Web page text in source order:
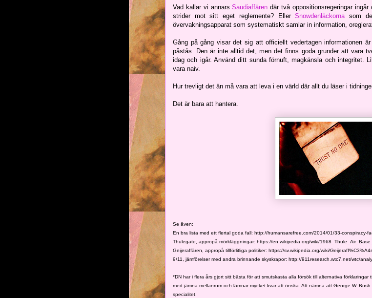
Vad kallar vi annarsSaudiaffären där två oppositionsregeringar
strider mot sitt eget reglemente? EllerSnowdenläckornasom de
övervakningsapparat som systematiskt samlar in information,
Gång på gång visar det sig att officiellt vedertagen informationen
påstås. Den är inte alltid det, men det finns goda grunder att vara
idag och igår. Använd ditt sunda förnuft, magkänsla och integritet.
vara naiv.
Hur trevligt det än må vara att leva i en värld där allt du läser i
Det är bara att hantera.
Se även:
En bra lista med ett flertal goda fall: http://humansarefree.com/2014/01/33-conspiracy-
Thulegate, appropå mörkläggningar: https://en.wikipedia.org/wiki/
Geijeraffären, appropå tillförlitliga politiker: https://sv.wikipedia.org/wiki/
9/11, jämförelser med andra brinnande skyskrapor: http://911research.wtc7.net/wtc/
*DN har i flera års gjort sitt bästa för att smutskasta alla försök till alternativa förklaringar
med jämna mellanrum och lämnar mycket kvar att önska. Att nämna att George W.
specialitet.